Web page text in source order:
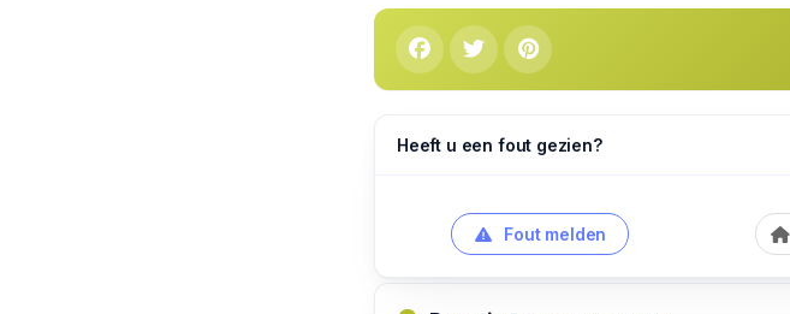
Heeft u een fout gezien?
Fout melden